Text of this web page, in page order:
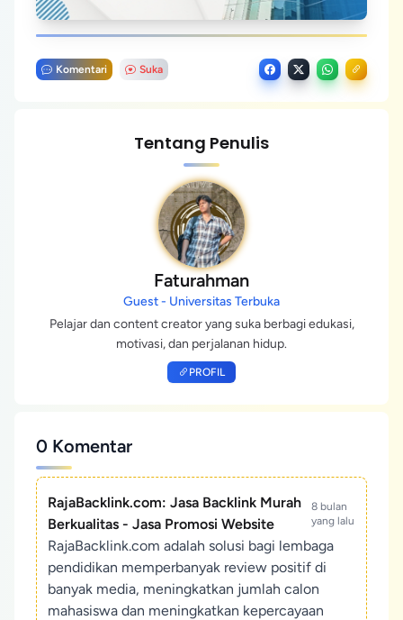
Komentari Suka
Tentang Penulis
Faturahman
Guest - Universitas Terbuka
Pelajar dan content creator yang suka berbagi edukasi,
motivasi, dan perjalanan hidup.
PROFIL
0 Komentar
RajaBacklink.com: Jasa Backlink Murah
Berkualitas - Jasa Promosi Website
8 bulan
yang lalu
RajaBacklink.com adalah solusi bagi lembaga
pendidikan memperbanyak review positif di
banyak media, meningkatkan jumlah calon
mahasiswa dan meningkatkan kepercayaan